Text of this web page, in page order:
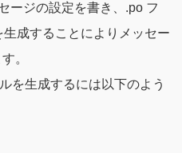
ージの設定を書き、.po フ
成することによりメッセー
。
を生成するには以下のよう